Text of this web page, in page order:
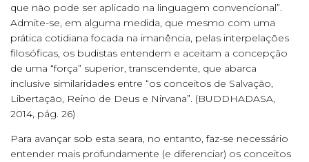
que não pode ser aplicado na linguagem convencional”.
Admite-se, em alguma medida, que mesmo com uma
prática cotidiana focada na imanência, pelas interpelações
filosóficas, os budistas entendem e aceitam a concepção
de uma “força” superior, transcendente, que abarca
inclusive similaridades entre “os conceitos de Salvação,
Libertação, Reino de Deus e Nirvana”. (BUDDHADASA,
2014, pág. 26)
Para avançar sob esta seara, no entanto, faz-se necessário
entender mais profundamente (e diferenciar) os conceitos